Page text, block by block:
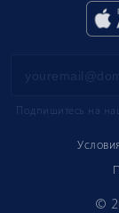
Подпишитесь на
©